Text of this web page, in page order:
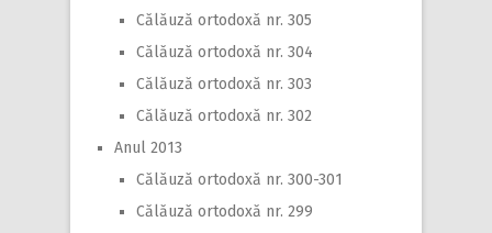
Călăuză ortodoxă nr. 305
Călăuză ortodoxă nr. 304
Călăuză ortodoxă nr. 303
Călăuză ortodoxă nr. 302
Anul 2013
Călăuză ortodoxă nr. 300-301
Călăuză ortodoxă nr. 299